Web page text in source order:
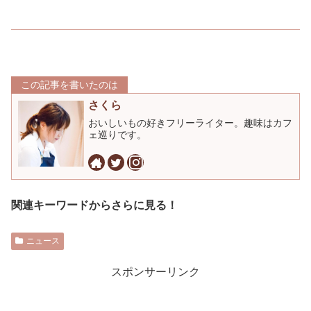
この記事を書いたのは
さくら
おいしいもの好きフリーライター。趣味はカフ
ェ巡りです。
関連キーワードからさらに見る！
ニュース
スポンサーリンク